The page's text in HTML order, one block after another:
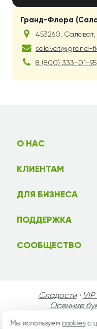
Гранд-Флора
453260 Салават,
salavat@grand-
8 (800) 333-01-95
О НАС
КЛИЕНТАМ
ДЛЯ БИЗНЕСА
ПОДДЕРЖКА
СООБЩЕСТВО
Сладости•
Осенние
День Матери•
Мы используемcookiesс